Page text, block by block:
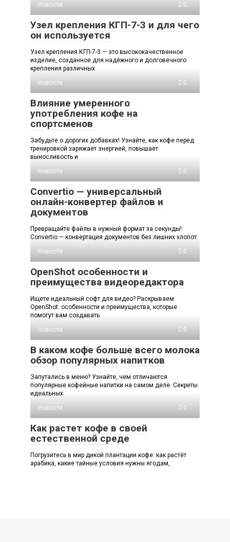
Новости
0
Узел крепления КГП-7-3 и для чего
он используется
Узел крепления КГП-7-3 — это высококачественное
изделие, созданное для надёжного и долговечного
крепления различных
Новости
0
Влияние умеренного
употребления кофе на
спортсменов
Забудьте о дорогих добавках! Узнайте, как кофе перед
тренировкой заряжает энергией, повышает
выносливость и
Новости
0
Convertio — универсальный
онлайн-конвертер файлов и
документов
Превращайте файлы в нужный формат за секунды!
Convertio — конвертация документов без лишних хлопот.
Новости
0
OpenShot особенности и
преимущества видеоредактора
Ищете идеальный софт для видео? Раскрываем
OpenShot: особенности и преимущества, которые
помогут вам создавать
Новости
0
В каком кофе больше всего молока
обзор популярных напитков
Запутались в меню? Узнайте, чем отличаются
популярные кофейные напитки на самом деле. Секреты
идеальных
Новости
0
Как растет кофе в своей
естественной среде
Погрузитесь в мир дикой плантации кофе: как растёт
арабика, какие тайные условия нужны ягодам,